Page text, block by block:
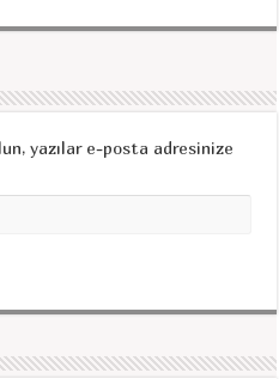
yazılar e-posta adresinize